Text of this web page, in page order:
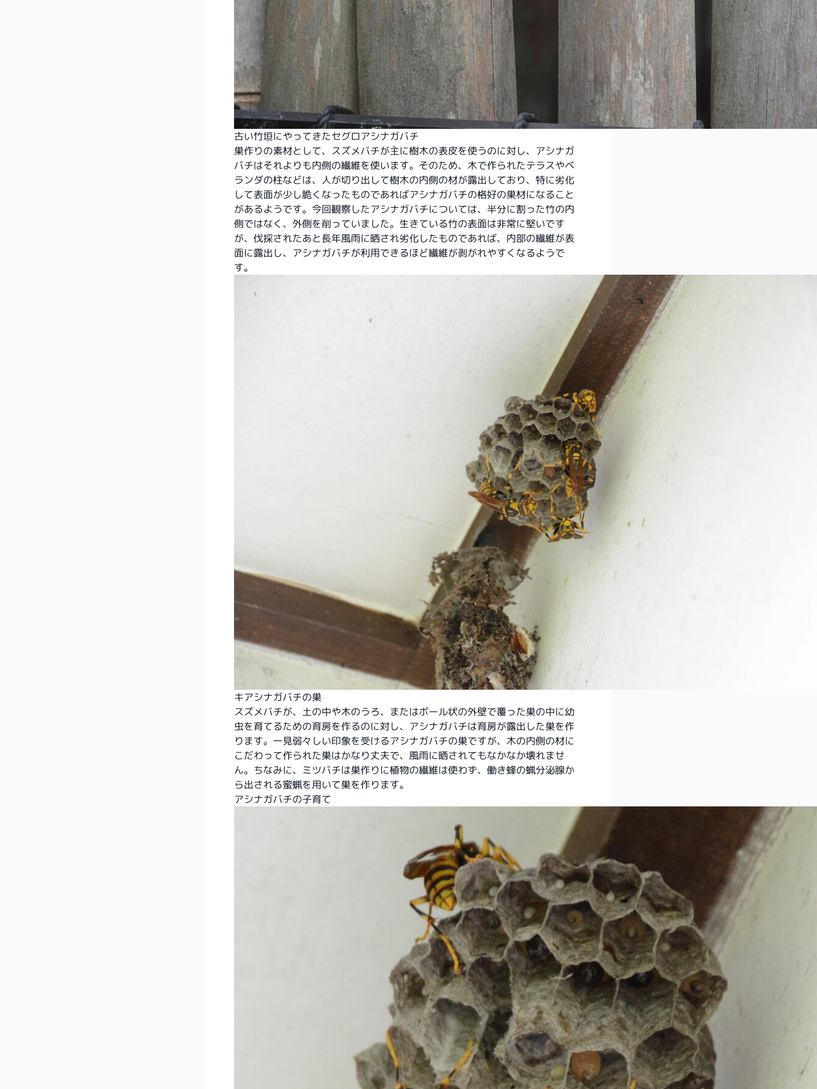
古い竹垣にやってきたセグロアシナガバチ
巣作りの素材として、スズメバチが主に樹木の表皮を使うのに対し、アシナガ
バチはそれよりも内側の繊維を使います。そのため、木で作られたテラスやベ
ランダの柱などは、人が切り出して樹木の内側の材が露出しており、特に劣化
して表面が少し脆くなったものであればアシナガバチの格好の巣材になること
があるようです。今回観察したアシナガバチについては、半分に割った竹の内
側ではなく、外側を削っていました。生きている竹の表面は非常に堅いです
が、伐採されたあと長年風雨に晒され劣化したものであれば、内部の繊維が表
面に露出し、アシナガバチが利用できるほど繊維が剥がれやすくなるようで
す。
キアシナガバチの巣
スズメバチが、土の中や木のうろ、またはボール状の外壁で覆った巣の中に幼
虫を育てるための育房を作るのに対し、アシナガバチは育房が露出した巣を作
ります。一見弱々しい印象を受けるアシナガバチの巣ですが、木の内側の材に
こだわって作られた巣はかなり丈夫で、風雨に晒されてもなかなか壊れませ
ん。ちなみに、ミツバチは巣作りに植物の繊維は使わず、働き蜂の蝋分泌腺か
ら出される蜜蝋を用いて巣を作ります。
アシナガバチの子育て